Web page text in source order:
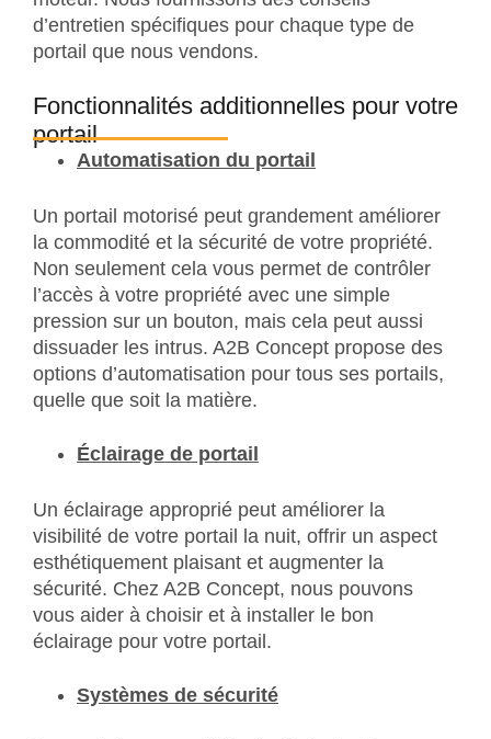
d’entretien spécifiques pour chaque type de
portail que nous vendons.
Fonctionnalités additionnelles pour votre
portail
Automatisation du portail
Un portail motorisé peut grandement améliorer
la commodité et la sécurité de votre propriété.
Non seulement cela vous permet de contrôler
l’accès à votre propriété avec une simple
pression sur un bouton, mais cela peut aussi
dissuader les intrus. A2B Concept propose des
options d’automatisation pour tous ses portails,
quelle que soit la matière.
Éclairage de portail
Un éclairage approprié peut améliorer la
visibilité de votre portail la nuit, offrir un aspect
esthétiquement plaisant et augmenter la
sécurité. Chez A2B Concept, nous pouvons
vous aider à choisir et à installer le bon
éclairage pour votre portail.
Systèmes de sécurité